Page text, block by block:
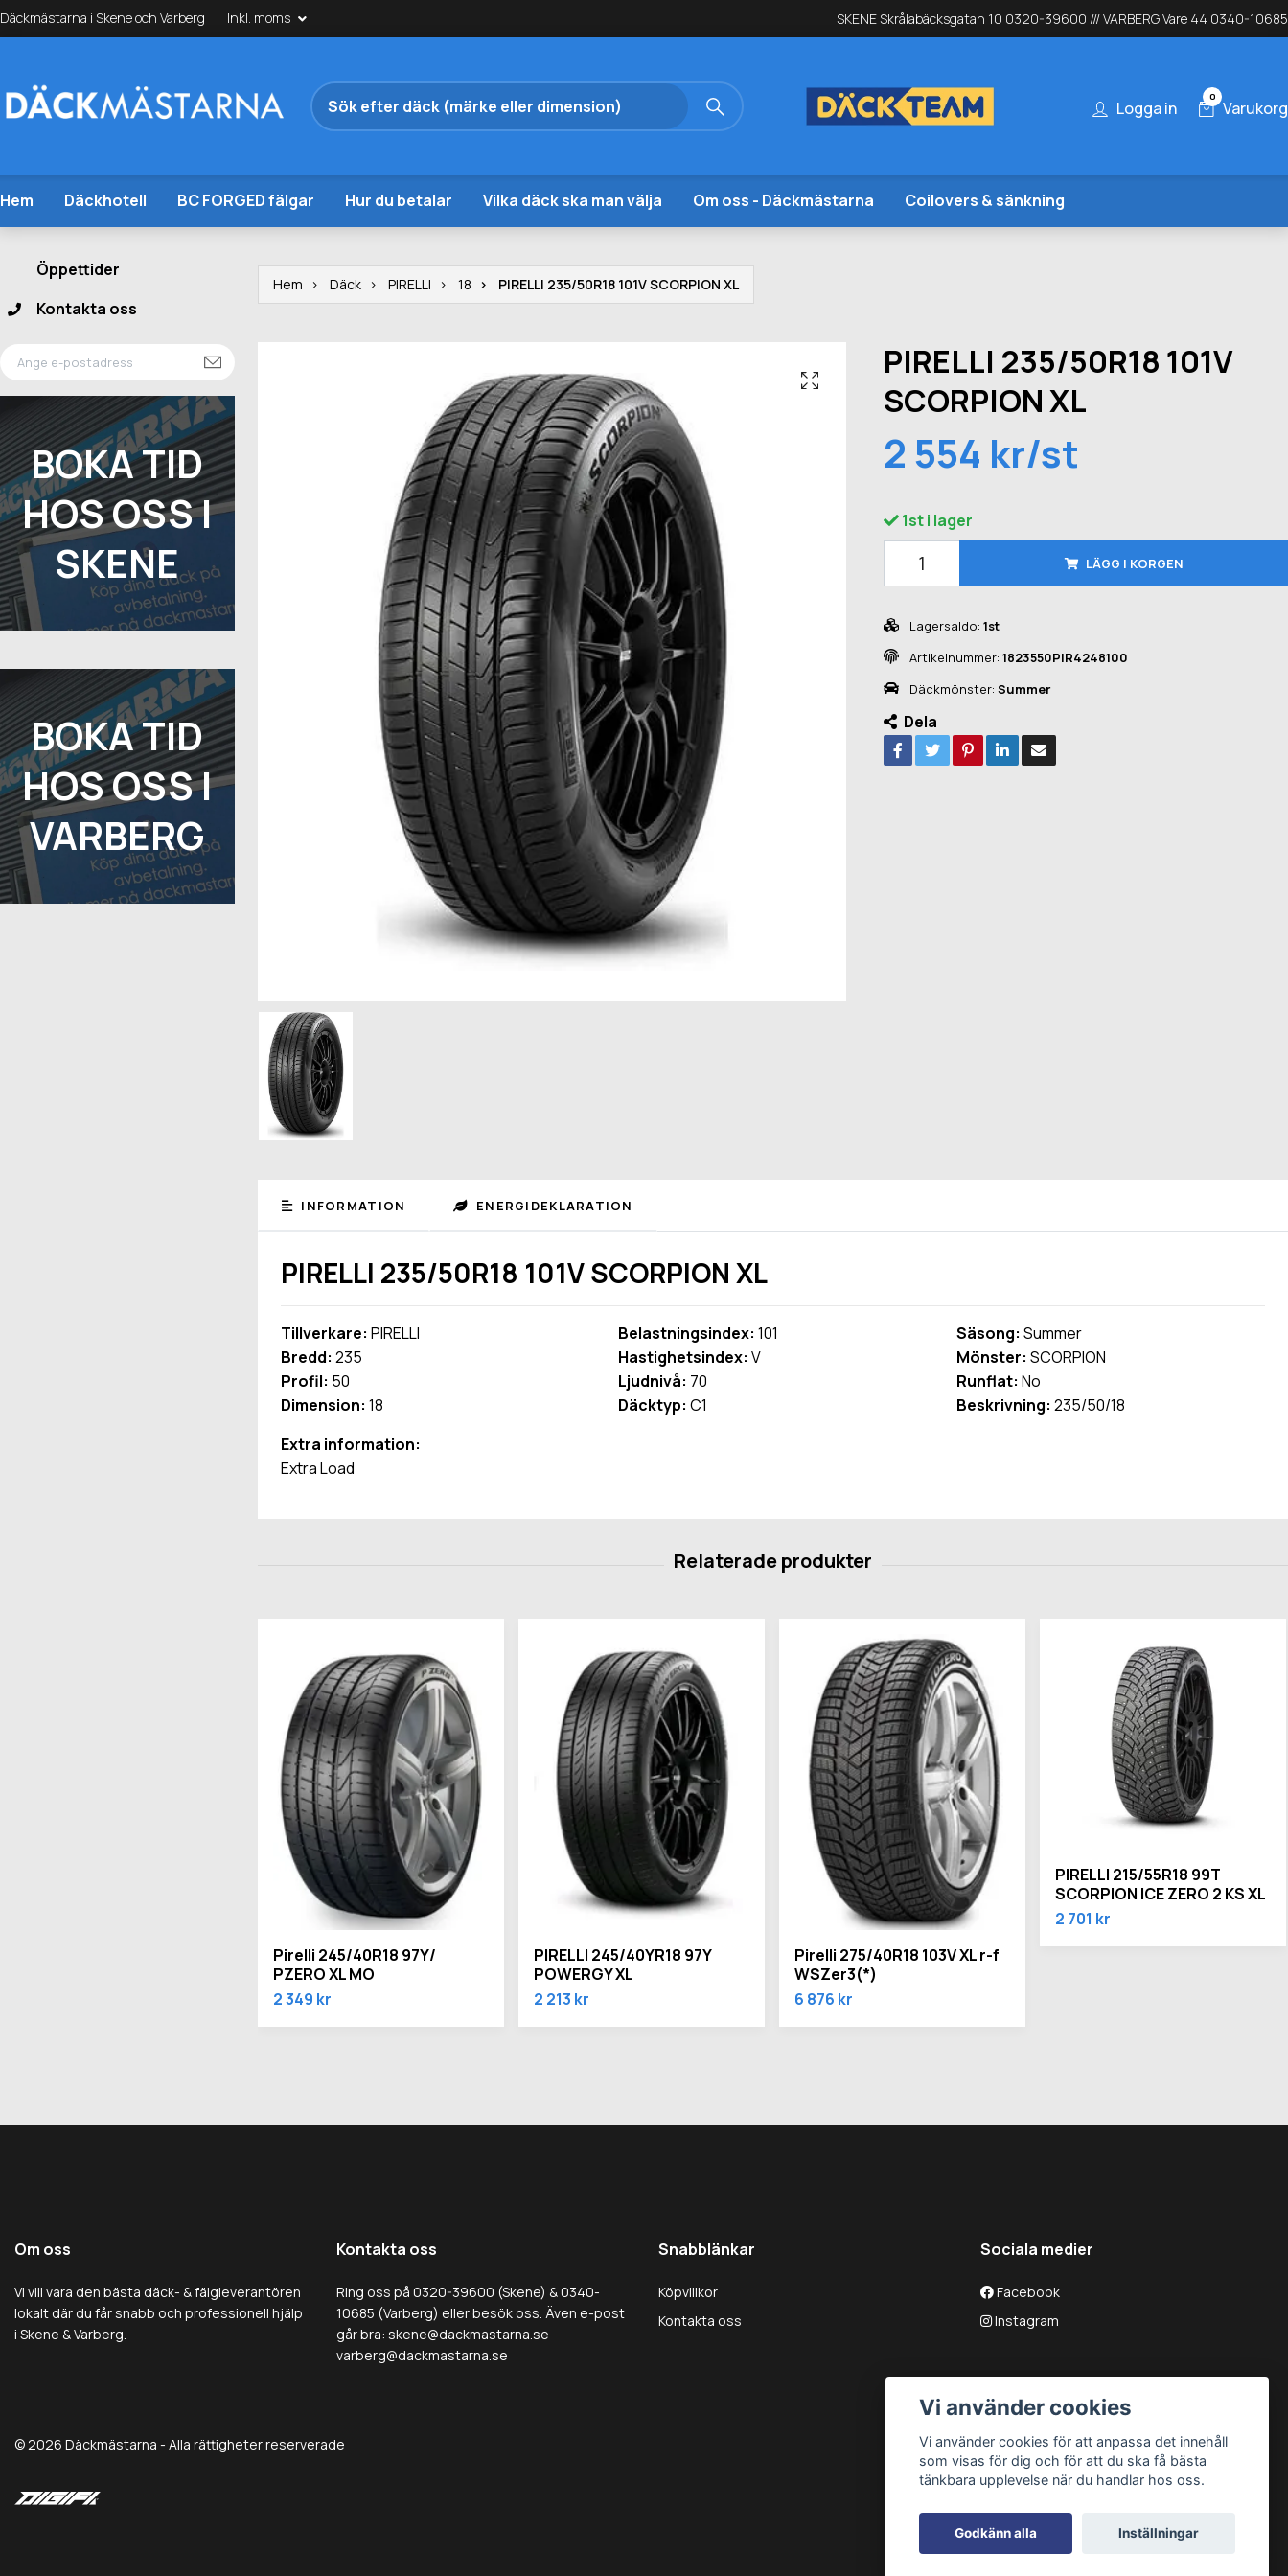
Däckmästarna i Skene och Varberg Inkl. moms SKENE Skrålabäcksgatan 10 0320-39600 /// VARBERG Vare 44 0340-10685
Logga in
0
Varukorg
Hem Däckhotell BC FORGED fälgar Hur du betalar Vilka däck ska man välja Om oss - Däckmästarna Coilovers & sänkning
Öppettider
Kontakta oss
BOKA TID
HOS OSS I
SKENE
BOKA TID
HOS OSS I
VARBERG
Hem Däck PIRELLI 18 PIRELLI 235/50R18 101V SCORPION XL
PIRELLI 235/50R18 101V
SCORPION XL
2 554 kr/st
1st i lager
LÄGG I KORGEN
Lagersaldo: 1st
Artikelnummer: 1823550PIR4248100
Däckmönster: Summer
Dela
INFORMATION ENERGIDEKLARATION
PIRELLI 235/50R18 101V SCORPION XL
Tillverkare: PIRELLI
Bredd: 235
Profil: 50
Dimension: 18
Belastningsindex: 101
Hastighetsindex: V
Ljudnivå: 70
Däcktyp: C1
Säsong: Summer
Mönster: SCORPION
Runflat: No
Beskrivning: 235/50/18
Extra information:
Extra Load
Pirelli 245/40R18 97Y/
PZERO XL MO
2 349 kr
PIRELLI 245/40YR18 97Y
POWERGY XL
2 213 kr
Pirelli 275/40R18 103V XL r-f
WSZer3(*)
6 876 kr
PIRELLI 215/55R18 99T
SCORPION ICE ZERO 2 KS XL
2 701 kr
Om oss
Vi vill vara den bästa däck- & fälgleverantören
lokalt där du får snabb och professionell hjälp
i Skene & Varberg.
Kontakta oss
Ring oss på 0320-39600 (Skene) & 0340-
10685 (Varberg) eller besök oss. Även e-post
går bra: skene@dackmastarna.se
varberg@dackmastarna.se
Snabblänkar
Köpvillkor
Kontakta oss
Sociala medier
Facebook
Instagram
© 2026 Däckmästarna - Alla rättigheter reserverade
Vi använder cookies
Vi använder cookies för att anpassa det innehåll
som visas för dig och för att du ska få bästa
tänkbara upplevelse när du handlar hos oss.
Godkänn alla Inställningar